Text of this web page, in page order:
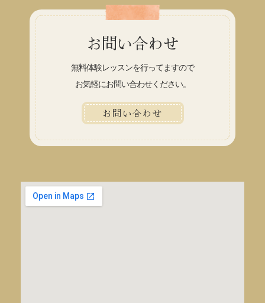
お問い合わせ
無料体験レッスンを行ってますので
お気軽にお問い合わせください。
お問い合わせ